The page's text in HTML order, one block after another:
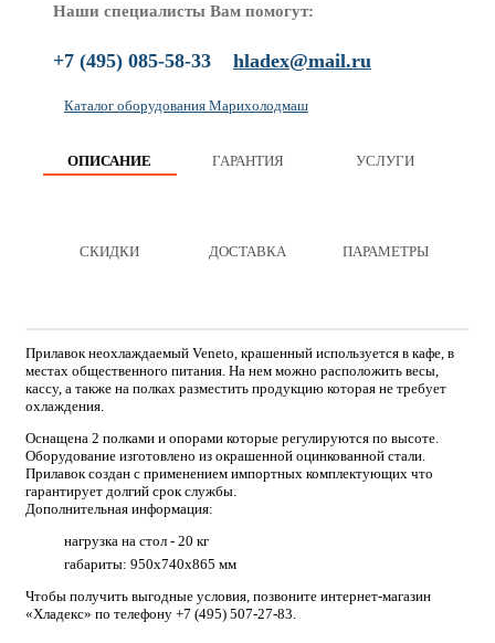
Наши специалисты Вам помогут:
+7 (495) 085-58-33 hladex@mail.ru
Каталог оборудования Марихолодмаш
ОПИСАНИЕ ГАРАНТИЯ УСЛУГИ
СКИДКИ ДОСТАВКА ПАРАМЕТРЫ
Прилавок неохлаждаемый Veneto, крашенный используется в кафе, в
местах общественного питания. На нем можно расположить весы,
кассу, а также на полках разместить продукцию которая не требует
охлаждения.
Оснащена 2 полками и опорами которые регулируются по высоте.
Оборудование изготовлено из окрашенной оцинкованной стали.
Прилавок создан с применением импортных комплектующих что
гарантирует долгий срок службы.
Дополнительная информация:
нагрузка на стол - 20 кг
габариты: 950х740х865 мм
Чтобы получить выгодные условия, позвоните интернет-магазин
«Хладекс» по телефону +7 (495) 507-27-83.